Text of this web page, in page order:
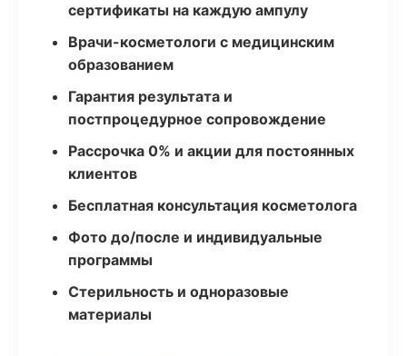
сертификаты на каждую ампулу
Врачи-косметологи с медицинским
образованием
Гарантия результата и
постпроцедурное сопровождение
Рассрочка 0% и акции для постоянных
клиентов
Бесплатная консультация косметолога
Фото до/после и индивидуальные
программы
Стерильность и одноразовые
материалы